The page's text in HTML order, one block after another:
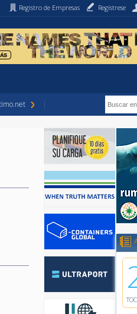
Registro de Empresas Regístrese